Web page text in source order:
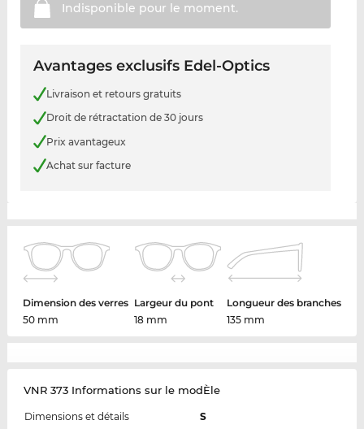
Indisponible pour le moment.
Avantages exclusifs Edel-Optics
Livraison et retours gratuits
Droit de rétractation de 30 jours
Prix avantageux
Achat sur facture
Dimension des verres
50 mm
Largeur du pont
18 mm
Longueur des branches
135 mm
VNR 373 Informations sur le modÈle
Dimensions et détails
S